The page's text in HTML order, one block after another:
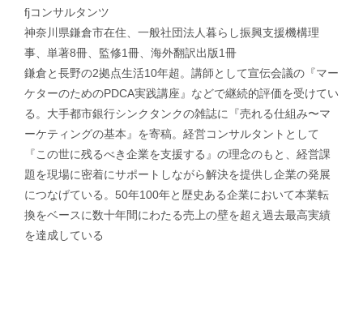
fjコンサルタンツ
神奈川県鎌倉市在住、一般社団法人暮らし振興支援機構理
事、単著8冊、監修1冊、海外翻訳出版1冊
鎌倉と長野の2拠点生活10年超。講師として宣伝会議の『マー
ケターのためのPDCA実践講座』などで継続的評価を受けてい
る。大手都市銀行シンクタンクの雑誌に『売れる仕組み〜マ
ーケティングの基本』を寄稿。経営コンサルタントとして
『この世に残るべき企業を支援する』の理念のもと、経営課
題を現場に密着にサポートしながら解決を提供し企業の発展
につなげている。50年100年と歴史ある企業において本業転
換をベースに数十年間にわたる売上の壁を超え過去最高実績
を達成している